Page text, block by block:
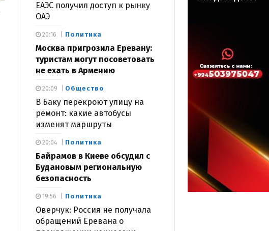
ЕАЭС получил доступ к рынку
ОАЭ
Политика
Москва пригрозила Еревану:
туристам могут посоветовать
не ехать в Армению
20:16
Общество
В Баку перекроют улицу на
ремонт: какие автобусы
изменят маршруты
20:09
Политика
Байрамов в Киеве обсудил с
Будановым региональную
безопасность
20:04
Политика
Оверчук: Россия не получала
обращений Еревана о
19:56